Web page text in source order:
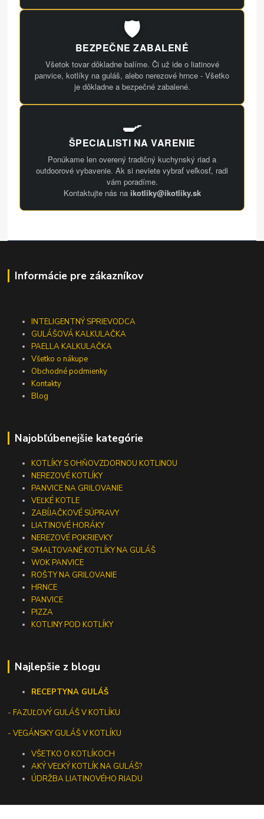
🛡️
BEZPEČNE ZABALENÉ
Všetok tovar dôkladne balíme. Či už ide o liatinové
panvice, kotlíky na guláš, alebo nerezové hrnce - Všetko
je dôkladne a bezpečné zabalené.
🍳
ŠPECIALISTI NA VARENIE
Ponúkame len overený tradičný kuchynský riad a
outdoorové vybavenie. Ak si neviete vybrať veľkosť, radi
vám poradíme.
Kontaktujte nás na ikotliky@ikotliky.sk
Informácie pre zákazníkov
INTELIGENTNÝ SPRIEVODCA
GULÁŠOVÁ KALKULAČKA
PAELLA KALKULAČKA
Všetko o nákupe
Obchodné podmienky
Kontakty
Blog
Najobľúbenejšie kategórie
KOTLÍKY S OHŇOVZDORNOU KOTLINOU
NEREZOVÉ KOTLÍKY
PANVICE NA GRILOVANIE
VEĽKÉ KOTLE
ZABÍJAČKOVÉ SÚPRAVY
LIATINOVÉ HORÁKY
NEREZOVÉ POKRIEVKY
SMALTOVANÉ KOTLÍKY NA GULÁŠ
WOK PANVICE
ROŠTY NA GRILOVANIE
HRNCE
PANVICE
PIZZA
KOTLINY POD KOTLÍKY
Najlepšie z blogu
RECEPTYNA GULÁŠ
-FAZUĽOVÝ GULÁŠ V KOTLÍKU
- VEGÁNSKY GULÁŠ V KOTLÍKU
VŠETKO O KOTLÍKOCH
AKÝ VEĽKÝ KOTLÍK NA GULÁŠ?
ÚDRŽBA LIATINOVÉHO RIADU